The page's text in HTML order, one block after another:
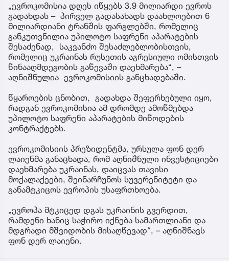
„ევროკომისია დღეს იწყებს 3.9 მილიარდი ევროს
გადახდას – პირველ გადასახადს დაახლოებით 6
მილიარდიანი ტრანშის ფარგლებში, რომელიც
განკუთვნილია უპილოტო საფრენი აპარატების
შესაძენად, საკვანძო შესაძლებლობისთვის,
რომელიც უკრაინას რუსეთის აგრესიული ომისთვის
წინააღმდეგობის გაწევაში დაეხმარება“, –
აღნიშნულია ევროკომისიის განცხადებაში.
წყაროების ცნობით, გადახდა შეფერხებული იყო,
რადგან ევროკომისია ამ დრომდე ამოწმებდა
უპილოტო საფრენი აპარატების მიწოდების
კონტრაქტებს.
ევროკომისიის პრეზიდენტმა, ურსულა ფონ დერ
ლაიენმა განაცხადა, რომ აღნიშნული ინვესტიციები
დაეხმარება უკრაინას, დაიცვას თავისი
მოქალაქეები, შეინარჩუნოს სუვერენიტეტი და
განამტკიცოს ევროპის უსაფრთხოება.
„ევროპა მტკიცედ დგას უკრაინის გვერდით,
რამდენი ხანიც საჭირო იქნება სამართლიანი და
მდგრადი მშვიდობის მისაღწევად“, – აღნიშნავს
ფონ დერ ლაიენი.